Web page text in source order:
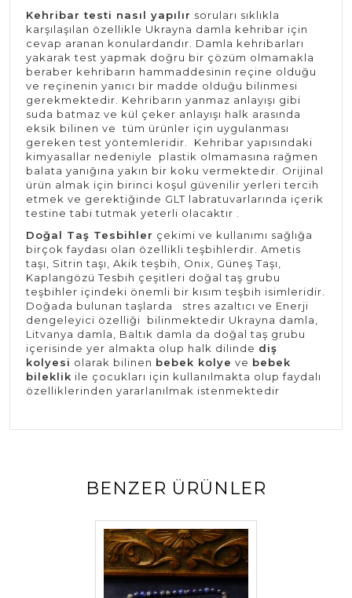
Kehribar testi nasıl yapılır soruları sıklıkla
karşılaşılan özellikle Ukrayna damla kehribar için
cevap aranan konulardandır. Damla kehribarları
yakarak test yapmak doğru bir çözüm olmamakla
beraber kehribarın hammaddesinin reçine olduğu
ve reçinenin yanıcı bir madde olduğu bilinmesi
gerekmektedir. Kehribarın yanmaz anlayışı gibi
suda batmaz ve kül çeker anlayışı halk arasında
eksik bilinen ve tüm ürünler için uygulanması
gereken test yöntemleridir. Kehribar yapısındaki
kimyasallar nedeniyle plastik olmamasına rağmen
balata yanığına yakın bir koku vermektedir. Orijinal
ürün almak için birinci koşul güvenilir yerleri tercih
etmek ve gerektiğinde GLT labratuvarlarında içerik
testine tabi tutmak yeterli olacaktır .
Doğal Taş Tesbihler çekimi ve kullanımı sağlığa
birçok faydası olan özellikli teşbihlerdir. Ametis
taşı, Sitrin taşı, Akik teşbih, Onix, Güneş Taşı,
Kaplangözü Tesbih çeşitleri doğal taş grubu
teşbihler içindeki önemli bir kısım teşbih isimleridir.
Doğada bulunan taşlarda stres azaltıcı ve Enerji
dengeleyici özelliği bilinmektedir Ukrayna damla,
Litvanya damla, Baltık damla da doğal taş grubu
içerisinde yer almakta olup halk dilinde diş
kolyesi olarak bilinen bebek kolye ve bebek
bileklik ile çocukları için kullanılmakta olup faydalı
özelliklerinden yararlanılmak istenmektedir
BENZER ÜRÜNLER